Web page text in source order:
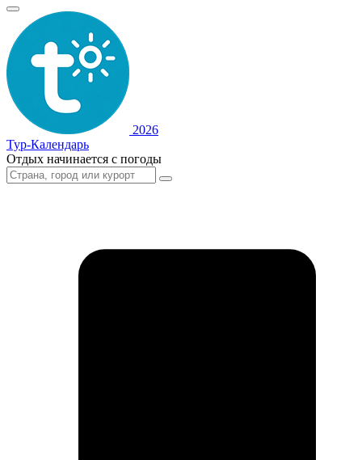
2026
Тур-Календарь
Отдых начинается с погоды